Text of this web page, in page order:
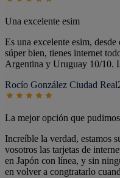
Una excelente esim
Es una excelente esim,
súper bien, tienes internet
Argentina y Uruguay 10/10.
Rocío González Ciudad Real
La mejor opción que
Increíble la verdad, estamos
vosotros las tarjetas de
en Japón con línea, y sin
en volver a congtratarlo